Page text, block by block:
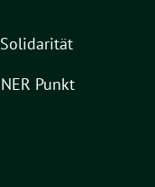
Solidarität
Punkt